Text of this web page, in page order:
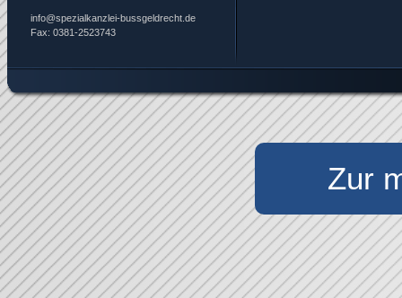
info@spezialkanzlei-bussgeldrecht.de
Fax: 0381-2523743
Zur